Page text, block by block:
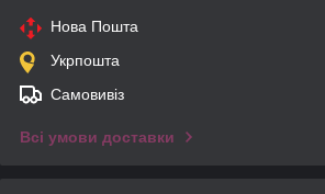
Нова Пошта
Укрпошта
Самовивіз
Всі умови доставки